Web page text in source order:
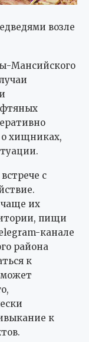
возле
Мансийского
хищниках,
с
их
пищи
канале
района
к
к